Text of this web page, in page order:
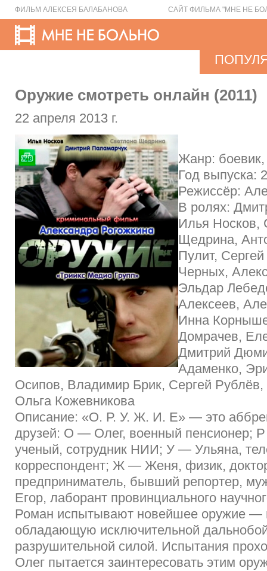
ФИЛЬМ АЛЕКСЕЯ БАЛАБАНОВА САЙТ ФИЛЬМА "МНЕ НЕ
Оружие смотреть онлайн (2011)
22 апреля 2013 г.
Жанр:
Год выпуска:
Режиссёр:
В ролях:
Илья Носков,
Щедрина,
Пулит,
Черных,
Эльдар
Алексеев,
Инна
Домрачев,
Дмитрий
Адаменко,
Осипов, Владимир Брик, Сергей Рублёв,
Ольга Кожевникова
Описание: «О. Р. У. Ж. И. Е» — это
друзей: О — Олег, военный пенсионер;
ученый, сотрудник НИИ; У — Ульяна,
корреспондент; Ж — Женя, физик,
предприниматель, бывший репортер,
Егор, лаборант провинциального
Роман испытывают новейшее оружие —
обладающую исключительной
разрушительной силой. Испытания
Олег пытается заинтересовать этим